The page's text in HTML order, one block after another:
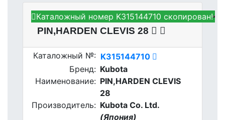
Kubota K315144710 -
PIN,HARDEN CLEVIS 28
Каталожный №: K315144710
Бренд: Kubota
Наименование: PIN,HARDEN CLEVIS
28
Производитель: Kubota Co. Ltd.
(Япония)
Каталожный номер K315144710 скопирован!